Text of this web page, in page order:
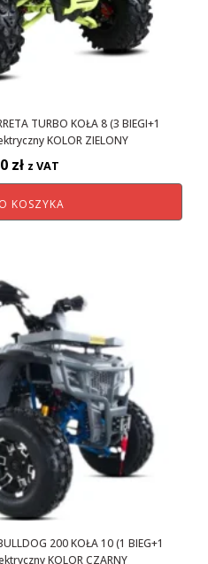
TURBO KOŁA 8 (3 BIEGI+1
KOLOR ZIELONY
zł z VAT
KOSZYKA
200 KOŁA 10 (1 BIEG+1
KOLOR CZARNY